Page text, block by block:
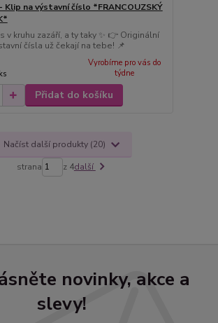
Klip na výstavní číslo *FRANCOUZSKÝ
v kruhu zazáří, a ty taky ✨ 👉 Originální
čísla už čekají na tebe! 📌
Vyrobíme pro vás do
týdne
Přidat do košíku
Načíst další produkty (20)
strana z 4další
novinky, akce a
slevy!